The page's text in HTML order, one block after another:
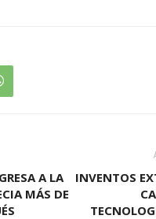
A LA
MÁS DE
INVENTOS